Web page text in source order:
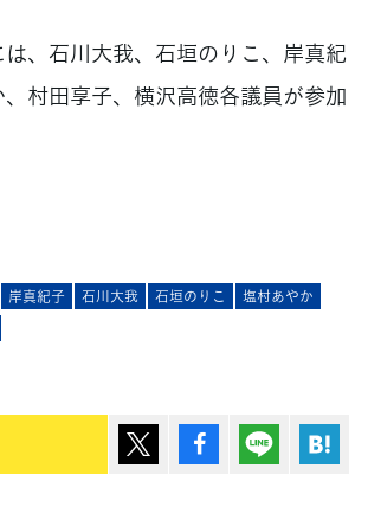
、石川大我、石垣のりこ、岸真紀
村田享子、横沢高徳各議員が参加
岸真紀子 石川大我 石垣のりこ
塩村あやか
ポスト シェア Lineで送